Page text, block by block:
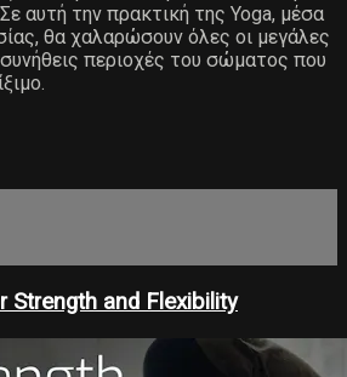
αυτή την πρακτική της Yoga, μέσα
θα χαλαρώσουν όλες οι μεγάλες
συνήθεις περιοχές του σώματος που
Strength and Flexibility